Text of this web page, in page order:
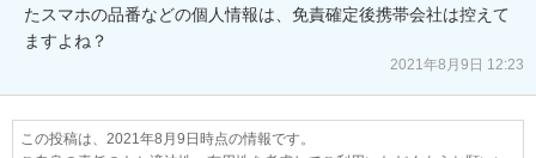
たスマホの品番などの個人情報は、免責確定後携帯会社は控えて
ますよね？
2021年8月9日 12:23
この投稿は、2021年8月9日時点の情報です。